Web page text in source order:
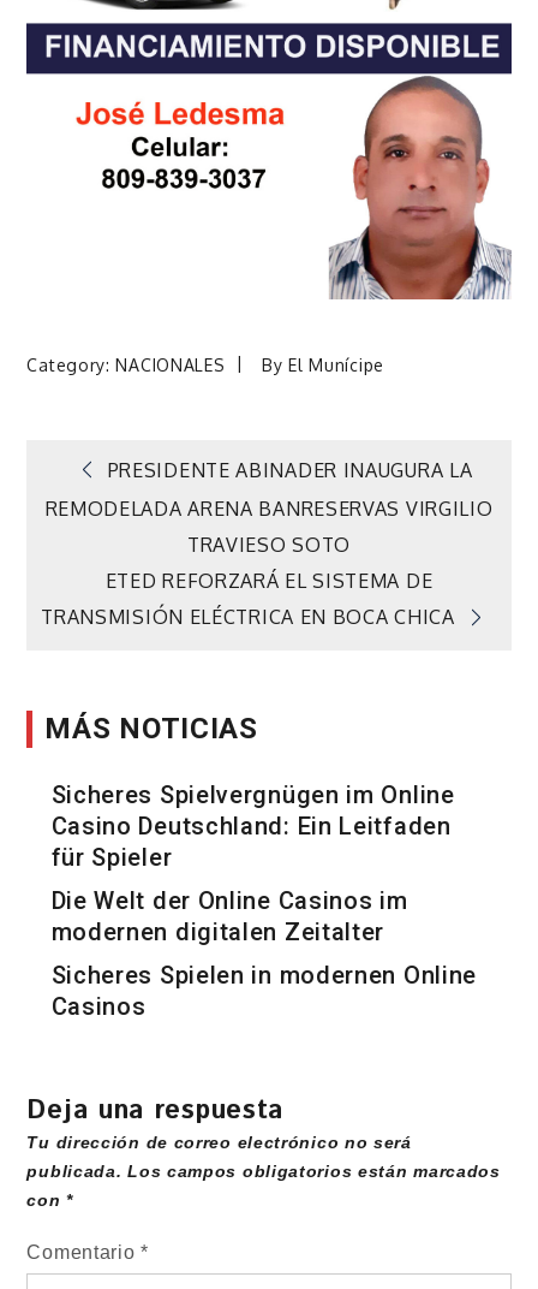
Category:NACIONALES ByEl Munícipe
Navegación
entradas
PRESIDENTE ABINADER INAUGURA LA
REMODELADA ARENA BANRESERVAS VIRGILIO
TRAVIESO SOTO
ETED REFORZARÁ EL SISTEMA DE
TRANSMISIÓN ELÉCTRICA EN BOCA CHICA
MÁS NOTICIAS
Sicheres Spielvergnügen im Online
Casino Deutschland: Ein Leitfaden
für Spieler
Die Welt der Online Casinos im
modernen digitalen Zeitalter
Sicheres Spielen in modernen Online
Casinos
Deja una respuesta
Tu dirección de correo electrónico no será
publicada. Los campos obligatorios están marcados
con*
Comentario*